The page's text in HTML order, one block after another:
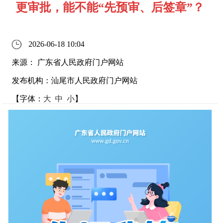
更审批，能不能“先预审、后签章”？
2026-06-18 10:04
来源： 广东省人民政府门户网站
发布机构：汕尾市人民政府门户网站
【字体： 大 中 小】